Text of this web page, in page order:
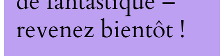
revenez bientôt !